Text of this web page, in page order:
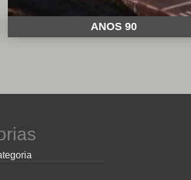
ANOS 90